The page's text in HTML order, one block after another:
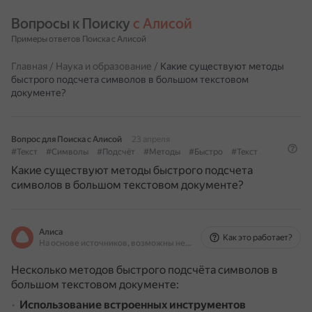
Вопросы к Поиску с Алисой
Примеры ответов Поиска с Алисой
Главная / Наука и образование / Какие существуют методы
быстрого подсчета символов в большом текстовом
документе?
Вопрос для Поиска с Алисой
23 апреля
#Текст
#Символы #Подсчёт #Методы #Быстро #Текст
Какие существуют методы быстрого подсчета
символов в большом текстовом документе?
Алиса
На основе источников, возможны неточности
Как это работает?
Несколько методов быстрого подсчёта символов в
большом текстовом документе:
Использование встроенных инструментов